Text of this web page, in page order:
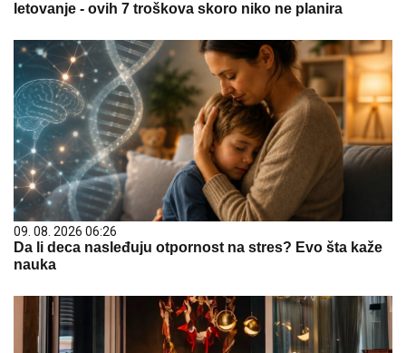
letovanje - ovih 7 troškova skoro niko ne planira
09. 08. 2026 06:26
Da li deca nasleđuju otpornost na stres? Evo šta kaže
nauka